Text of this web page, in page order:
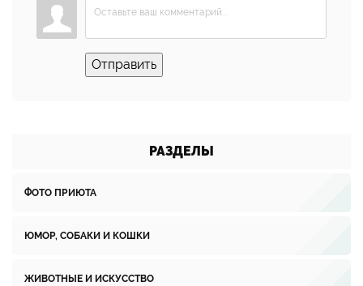
Отправить
РАЗДЕЛЫ
ФОТО ПРИЮТА
ЮМОР, СОБАКИ И КОШКИ
ЖИВОТНЫЕ И ИСКУССТВО